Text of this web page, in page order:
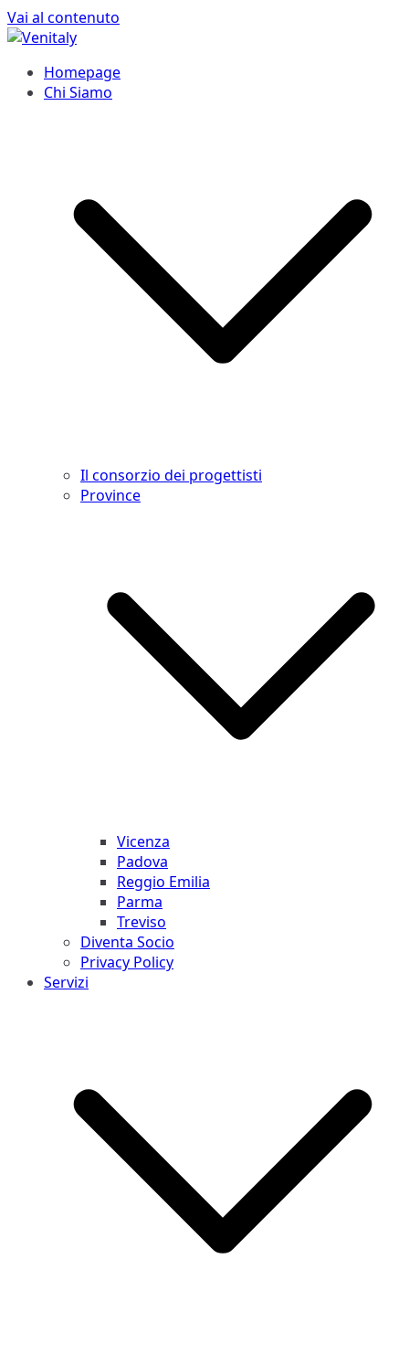
Vai al contenuto
Venitaly
Consorzio Stabile Venitaly
Homepage
Chi Siamo
Il consorzio dei progettisti
Province
Vicenza
Padova
Reggio Emilia
Parma
Treviso
Diventa Socio
Privacy Policy
Servizi